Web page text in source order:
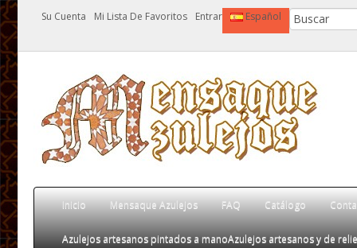
Su Cuenta Mi Lista De Favoritos Entrar Español
Inicio Mensaque Azulejos FAQ Catálogo
Azulejos artesanos pintados a manoAzulejos artesanos y de